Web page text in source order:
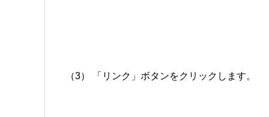
（3） 「リンク」ボタンをクリックします。